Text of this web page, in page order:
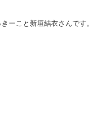
ーこと新垣結衣さんです。